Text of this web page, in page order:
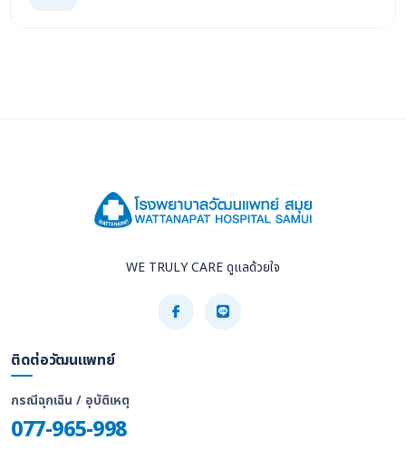
WE TRULY CARE ดูแลด้วยใจ
ติดต่อวัฒนแพทย์
กรณีฉุกเฉิน / อุบัติเหตุ
077-965-998